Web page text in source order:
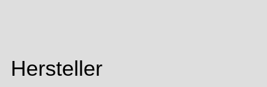
Hersteller